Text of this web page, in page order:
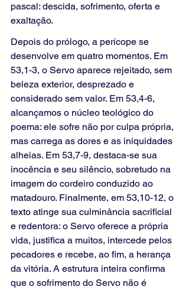
pascal: descida, sofrimento, oferta e
exaltação.
Depois do prólogo, a perícope se
desenvolve em quatro momentos. Em
53,1-3, o Servo aparece rejeitado, sem
beleza exterior, desprezado e
considerado sem valor. Em 53,4-6,
alcançamos o núcleo teológico do
poema: ele sofre não por culpa própria,
mas carrega as dores e as iniquidades
alheias. Em 53,7-9, destaca-se sua
inocência e seu silêncio, sobretudo na
imagem do cordeiro conduzido ao
matadouro. Finalmente, em 53,10-12, o
texto atinge sua culminância sacrificial
e redentora: o Servo oferece a própria
vida, justifica a muitos, intercede pelos
pecadores e recebe, ao fim, a herança
da vitória. A estrutura inteira confirma
que o sofrimento do Servo não é